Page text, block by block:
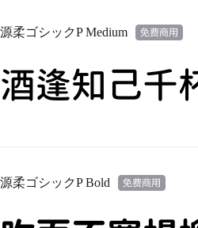
源柔ゴシックP Medium
酒逢知己千
源柔ゴシックP Bold